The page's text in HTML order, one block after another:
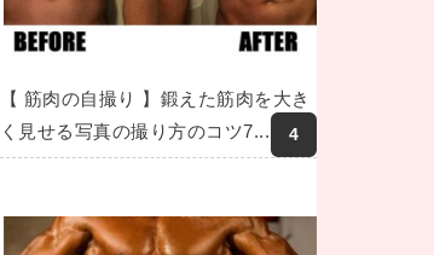
【 筋肉の自撮り 】鍛えた筋肉を大き
く見せる写真の撮り方のコツ7...